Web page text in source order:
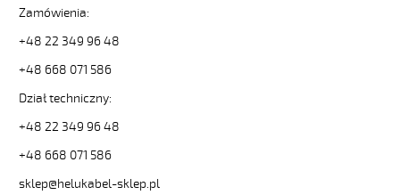
Kabel
0,6/1kV
hmh
czarne
bezh.
od
[kod:
Zamówienia:
+48 22 349 96 48
+48 668 071 586
Dział techniczny:
+48 22 349 96 48
+48 668 071 586
sklep@helukabel-sklep.pl